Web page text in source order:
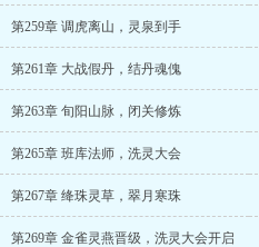
第259章 调虎离山，灵泉到手
第261章 大战假丹，结丹魂傀
第263章 旬阳山脉，闭关修炼
第265章 班库法师，洗灵大会
第267章 绛珠灵草，翠月寒珠
第269章 金雀灵燕晋级，洗灵大会开启